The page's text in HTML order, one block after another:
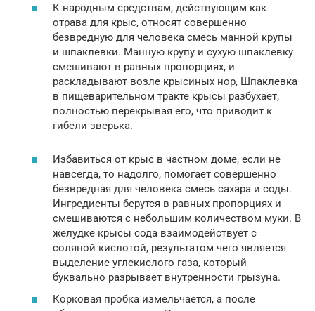
К народным средствам, действующим как
отрава для крыс, относят совершенно
безвредную для человека смесь манной крупы
и шпаклевки. Манную крупу и сухую шпаклевку
смешивают в равных пропорциях, и
раскладывают возле крысиных нор, Шпаклевка
в пищеварительном тракте крысы разбухает,
полностью перекрывая его, что приводит к
гибели зверька.
Избавиться от крыс в частном доме, если не
навсегда, то надолго, помогает совершенно
безвредная для человека смесь сахара и соды.
Ингредиенты берутся в равных пропорциях и
смешиваются с небольшим количеством муки. В
желудке крысы сода взаимодействует с
соляной кислотой, результатом чего является
выделение углекислого газа, который
буквально разрывает внутренности грызуна.
Корковая пробка измельчается, а после